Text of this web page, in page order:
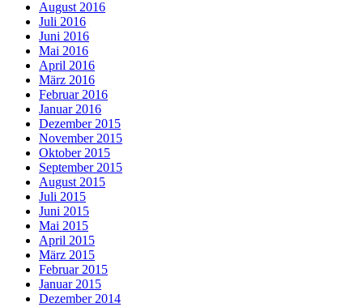
August 2016
Juli 2016
Juni 2016
Mai 2016
April 2016
März 2016
Februar 2016
Januar 2016
Dezember 2015
November 2015
Oktober 2015
September 2015
August 2015
Juli 2015
Juni 2015
Mai 2015
April 2015
März 2015
Februar 2015
Januar 2015
Dezember 2014